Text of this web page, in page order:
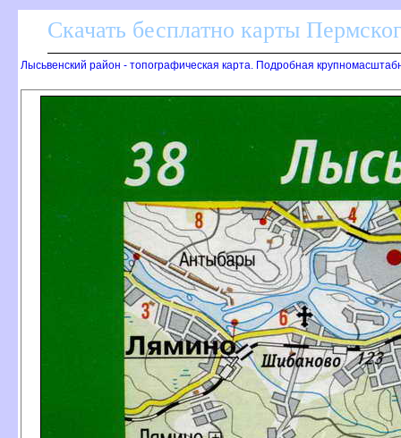
Скачать бесплатно карты
Лысьвенский район - топографическая карта. Подробная